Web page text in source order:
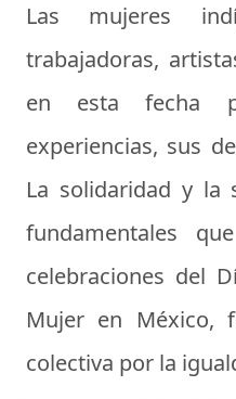
Las mujeres
trabajadoras,
en esta fecha
experiencias, sus
La solidaridad y la
fundamentales
celebraciones del
Mujer en México,
colectiva por la